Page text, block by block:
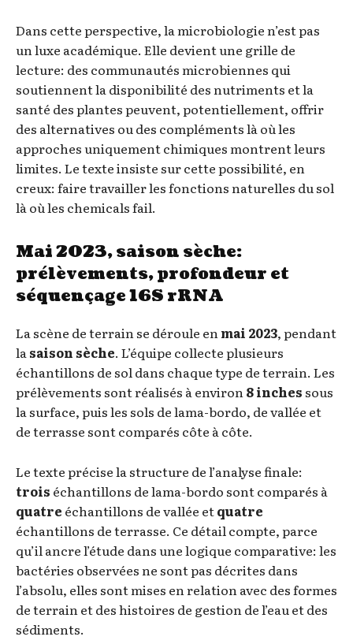
Dans cette perspective, la microbiologie n’est pas
un luxe académique. Elle devient une grille de
lecture: des communautés microbiennes qui
soutiennent la disponibilité des nutriments et la
santé des plantes peuvent, potentiellement, offrir
des alternatives ou des compléments là où les
approches uniquement chimiques montrent leurs
limites. Le texte insiste sur cette possibilité, en
creux: faire travailler les fonctions naturelles du sol
là où les chemicals fail.
Mai 2023, saison sèche:
prélèvements, profondeur et
séquençage 16S rRNA
La scène de terrain se déroule enmai 2023, pendant
lasaison sèche. L’équipe collecte plusieurs
échantillons de sol dans chaque type de terrain. Les
prélèvements sont réalisés à environ8 inches sous
la surface, puis les sols de lama-bordo, de vallée et
de terrasse sont comparés côte à côte.
Le texte précise la structure de l’analyse finale:
trois échantillons de lama-bordo sont comparés à
quatre échantillons de vallée etquatre
échantillons de terrasse. Ce détail compte, parce
qu’il ancre l’étude dans une logique comparative: les
bactéries observées ne sont pas décrites dans
l’absolu, elles sont mises en relation avec des formes
de terrain et des histoires de gestion de l’eau et des
sédiments.